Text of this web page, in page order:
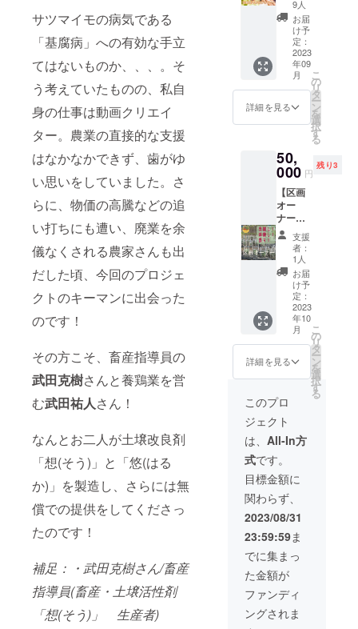
サツマイモの病気である
「基腐病」への有効な手立
てはないものか、、、。そ
う考えていたものの、私自
身の仕事は動画クリエイ
ター。農業の直接的な支援
はなかなかできず、歯がゆ
い思いをしていました。さ
らに、物価の高騰などの追
い打ちにも遭い、廃業を余
儀なくされる農家さんも出
だした頃、今回のプロジェ
クトのキーマンに出会った
のです！
その方こそ、畜産指導員の
武田克樹さんと養鶏業を営
む武田祐人さん！
なんとお二人が土壌改良剤
「想(そう)」と「悠(はる
か)」を製造し、さらには無
償での提供をしてくださっ
たのです！
補足：・武田克樹さん/畜産
指導員(畜産・土壌活性剤
「想(そう)」 生産者)
す。 夏
休みの
自由研
究(観察
日記)な
どにも
お役立
だける
内容で
容］ ・
プラン
ターの
大きさ
(24セン
チx15セ
ンチx11
センチ)
・土壌
改良剤
入りの
土(自然
土、改
良剤)や
重量
4kg ・
使用方
扱説明
書有り
・種の
種類ラ
ディッ
シュ、
サラダ
小松菜
など)や
量(30
粒〜60
粒)など
・追加
の土壌
改良剤
・メー
カー：
武田農
品に表
記され
ます。
とても
貴重な
もの。
普段何
気なく
食べて
いる野
菜がど
のよう
かを肌
で感じ
ること
のでき
るリ
ターン
です。
［内
容］ ・
親子で
の野菜
の収穫
体験 ・
１支援
当たり
の参加
人数
（大人2
供3人ま
［備
考］ ・
ご希望
の方と
スケ
ジュー
ル調整
を行
程等の
調整を
行いま
す。 ・
宮崎県
串間市
までの
崎県産
土壌改
良剤を
配合し
た土で
育てた
美味し
いお野
菜詰め
合わせ3
セット
合計
4.6kg［
例：サ
ツマイ
モ2kg,
ゴボウ
600g,玉
ねぎ
2kg］|
宮崎県
クール
便にて
お届け
※季節の
野菜を
詰め合
いたし
ます。※
画像は
イメー
ジで
す。 ※
食品表
示はお
届け商
品に表
記され
ます。
9人
お届
け予
定：
2023
年09
月
詳細を見る
こ
の
リ
タ
ー
ン
を
選
択
す
る
50,
000 円
残り3
【区画
オー
ナー】
宮崎県
串間市
の武田
農園さ
んにご
協力い
ただ
き、農
園の区
画が
「あな
ただけ
の畑」
になり
ます！
作りた
い野菜
などの
打ち合
わせを
メール
等で行
い、(土
地柄・
気候等
の関係
で作れ
ない野
菜もあ
りま
す。）
支援
者：
1人
お届
け予
定：
2023
年10
月
詳細を見る
こ
の
リ
タ
ー
ン
を
選
択
す
る
このプロ
ジェクト
は、 All-In方
式です。
目標金額に
関わらず、
2023/08/31
23:59:59ま
でに集まっ
た金額が
ファンディ
ングされま